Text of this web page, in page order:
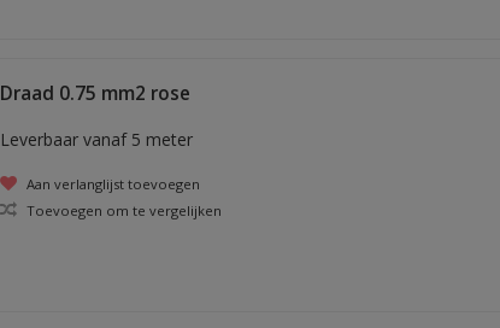
Draad 0.75 mm2 rose
Leverbaar vanaf 5 meter
Aan verlanglijst toevoegen
Toevoegen om te vergelijken